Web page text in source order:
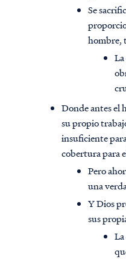
Se
hombre,
Donde antes el
su propio
insuficiente
cobertura para
Pero
una
Y Dios
sus